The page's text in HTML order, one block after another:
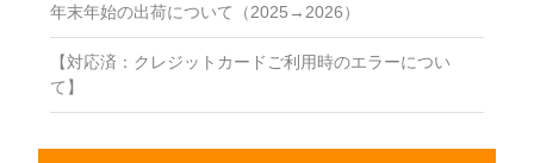
年末年始の出荷について（2025→2026）
【対応済：クレジットカードご利用時のエラーについ
て】